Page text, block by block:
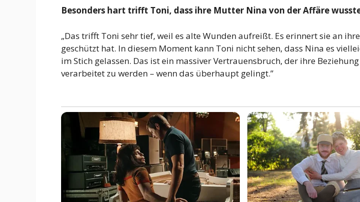
Besonders hart trifft Toni, dass ihre Mutter Nina von der Affäre
„Das trifft Toni sehr tief, weil es alte Wunden aufreißt. Es erinnert sie an
geschützt hat. In diesem Moment kann Toni nicht sehen, dass Nina es
im Stich gelassen. Das ist ein massiver Vertrauensbruch, der ihre
verarbeitet zu werden – wenn das überhaupt gelingt.”